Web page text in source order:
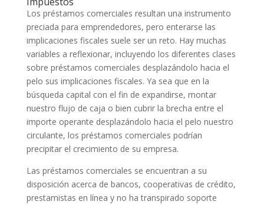
Los préstamos comerciales resultan una instrumento
preciada para emprendedores, pero enterarse las
implicaciones fiscales suele ser un reto. Hay muchas
variables a reflexionar, incluyendo los diferentes clases
sobre préstamos comerciales desplazándolo hacia el
pelo sus implicaciones fiscales. Ya sea que en la
búsqueda capital con el fin de expandirse, montar
nuestro flujo de caja o bien cubrir la brecha entre el
importe operante desplazándolo hacia el pelo nuestro
circulante, los préstamos comerciales podrían
precipitar el crecimiento de su empresa.
Las préstamos comerciales se encuentran a su
disposición acerca de bancos, cooperativas de crédito,
prestamistas en línea y no ha transpirado soporte